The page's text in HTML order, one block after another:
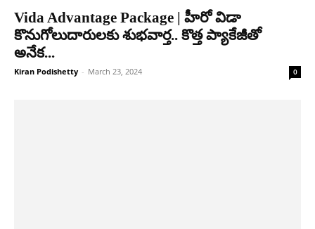
Vida Advantage Package | హీరో విడా
కొనుగోలుదారులకు శుభవార్త.. కొత్త ప్యాకేజీతో
అనేక...
Kiran Podishetty - March 23, 2024 0